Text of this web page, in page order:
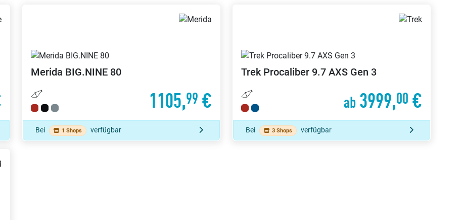
Merida BIG.NINE 80
1105,99 €
Bei 1 Shops verfügbar
Trek Procaliber 9.7 AXS Gen 3
ab3999,00 €
Bei 3 Shops verfügbar